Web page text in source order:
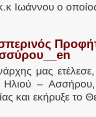
Ιωάννου ο
μας
Ηλιού –
και εκήρυξε το